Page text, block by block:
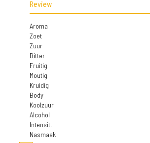
Review
Aroma
Zoet
Zuur
Bitter
Fruitig
Moutig
Kruidig
Body
Koolzuur
Alcohol
Intensit.
Nasmaak